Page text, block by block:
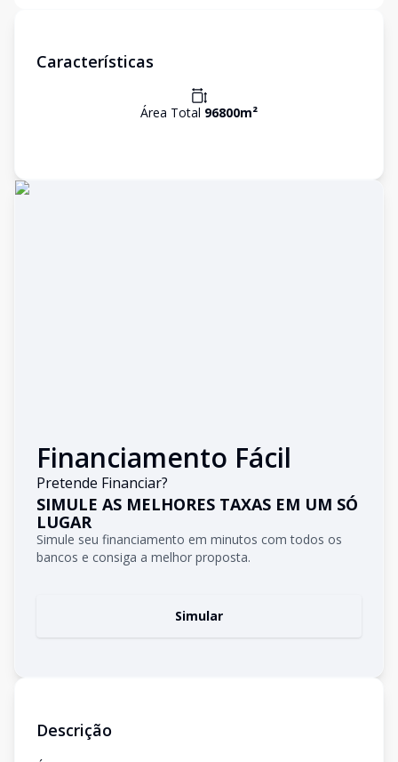
Características
Área Total 96800m²
Financiamento Fácil
Pretende Financiar?
SIMULE AS MELHORES TAXAS EM UM SÓ
LUGAR
Simule seu financiamento em minutos com todos os
bancos e consiga a melhor proposta.
Simular
Descrição